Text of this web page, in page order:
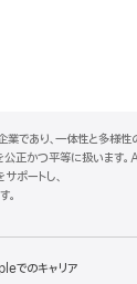
であり、一体性と多様性
公正かつ平等に扱います。
ポートし、
。
でのキャリア